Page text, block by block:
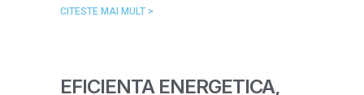
CITESTE MAI MULT >
EFICIENTA ENERGETICA,